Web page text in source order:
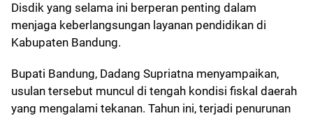
Disdik yang selama ini berperan penting dalam
menjaga keberlangsungan layanan pendidikan di
Kabupaten Bandung.
Bupati Bandung, Dadang Supriatna menyampaikan,
usulan tersebut muncul di tengah kondisi fiskal daerah
yang mengalami tekanan. Tahun ini, terjadi penurunan